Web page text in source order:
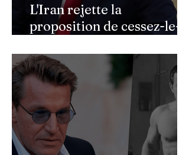
L'Iran rejette la
proposition de cessez-le-